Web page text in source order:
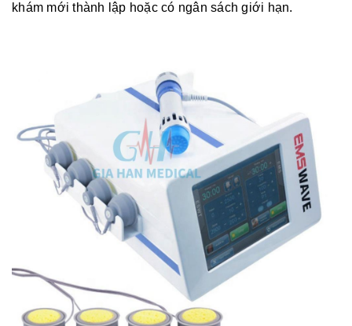
khám mới thành lập hoặc có ngân sách giới hạn.